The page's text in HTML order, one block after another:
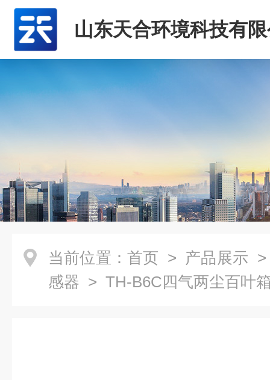
山东天合环境科技有
当前位置： 首页 > 产品展示
感器 > TH-B6C四气两尘百叶